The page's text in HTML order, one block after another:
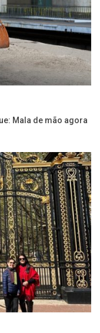
Mala de mão agora